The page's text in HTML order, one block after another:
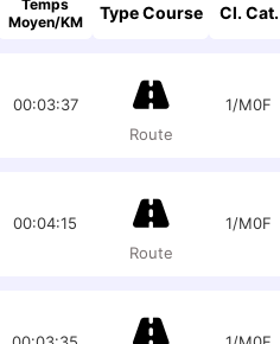
Temps
Moyen/KM
Type Course Cl. Cat.
00:03:37
Route
1/M0F
00:04:15
Route
1/M0F